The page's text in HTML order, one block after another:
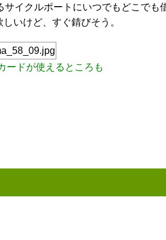
イクルポートにいつでもどこでも
いけど、すぐ錆びそう。
ードが使えるところも